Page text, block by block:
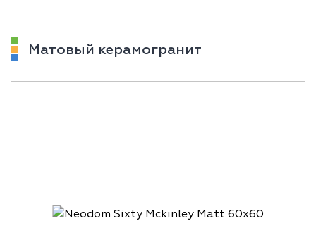
Матовый керамогранит